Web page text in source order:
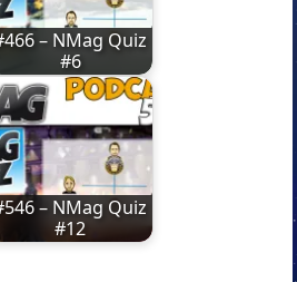
– NMag Quiz
#6
– NMag Quiz
#12